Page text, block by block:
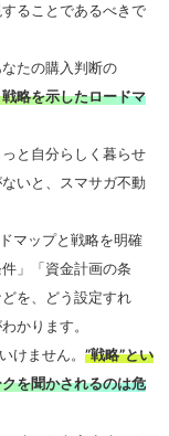
ることであるべきで
たの購入判断の
略を示したロードマ
と自分らしく暮らせ
いと、スマサガ不動
マップと戦略を明確
」「資金計画の条
を、どう設定すれ
かります。
けません。”戦略”とい
を聞かされるのは危